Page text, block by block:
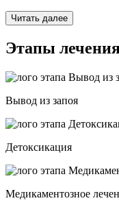
Читать далее
Этапы
Вывод из запоя
Детоксикация
Медикаментозное